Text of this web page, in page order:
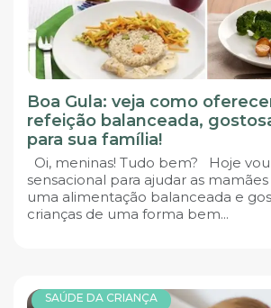
Boa Gula: veja como
refeição balanceada,
para sua família!
Oi, meninas! Tudo bem? Hoje
sensacional para ajudar as
uma alimentação balanceada e
crianças de uma forma bem...
SAÚDE DA CRIANÇA